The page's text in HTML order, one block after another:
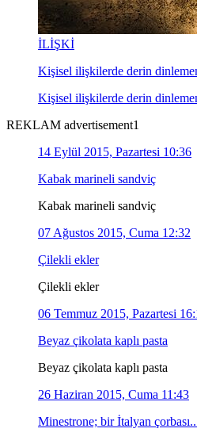
İLİŞKİ
Kişisel ilişkilerde derin
Kişisel ilişkilerde derin
REKLAM advertisement1
14 Eylül 2015, Pazartesi 10:36
Kabak marineli sandviç
Kabak marineli sandviç
07 Ağustos 2015, Cuma 12:32
Çilekli ekler
Çilekli ekler
06 Temmuz 2015, Pazartesi
Beyaz çikolata kaplı pasta
Beyaz çikolata kaplı pasta
26 Haziran 2015, Cuma 11:43
Minestrone; bir İtalyan